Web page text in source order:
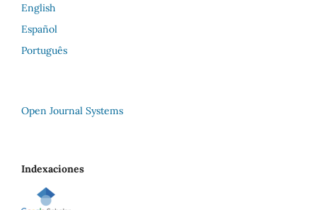
English
Español
Português
Open Journal Systems
Indexaciones